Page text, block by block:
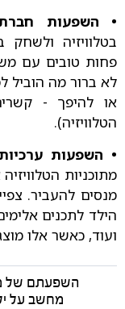
• השפעות
בטלוויזיה
פחות טובים עם
לא ברור מה הוביל
או להיפך -
הטלוויזיה).
• השפעות
מתוכניות
מנסים להעביר.
הילד לתכנים
ועוד, כאשר אלו
השפעתם של
מחשב על